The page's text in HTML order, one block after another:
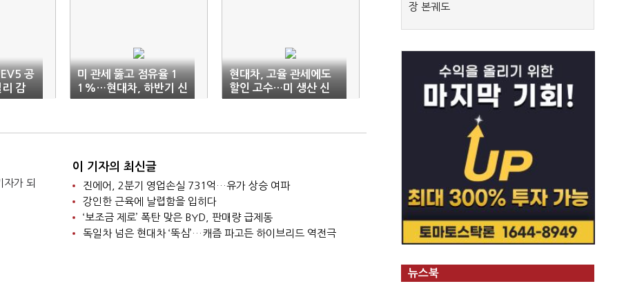
공
리 감
미 관세 뚫고 점유율 1
1%…현대차, 하반기 신
차 3종 출격
현대차, 고율 관세에도
할인 고수…미 생산 신
차 정면승부
자가 되
이 기자의 최신글
진에어, 2분기 영업손실 731억…유가 상승 여파
강인한 근육에 날렵함을 입히다
‘보조금 제로’ 폭탄 맞은 BYD, 판매량 급제동
독일차 넘은 현대차 ‘뚝심’…캐즘 파고든 하이브리드 역전극
장 본궤도
뉴스북